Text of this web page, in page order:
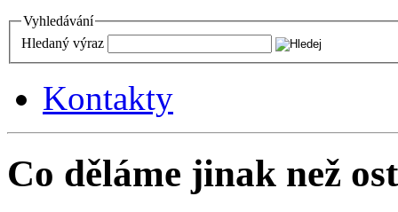
Vyhledávání
Hledaný výraz
Kontakty
Co děláme jinak než